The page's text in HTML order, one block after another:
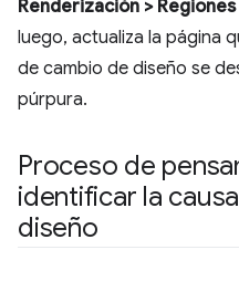
Renderización >
luego, actualiza la página
de cambio de diseño se
púrpura.
Proceso de
identificar la
diseño